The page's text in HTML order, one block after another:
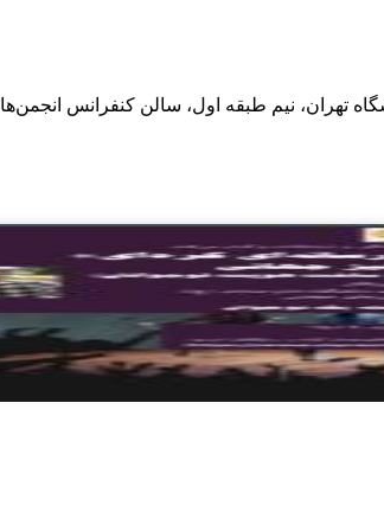
تهران، نیم طبقه اول، سالن کنفرانس انجمن‌ها